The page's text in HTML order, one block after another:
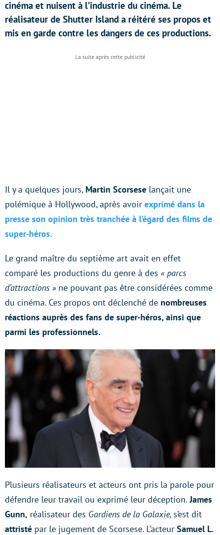
cinéma et nuisent à l’industrie du cinéma. Le
réalisateur de Shutter Island a réitéré ses propos et
mis en garde contre les dangers de ces productions.
Il y a quelques jours, Martin Scorsese lançait une
polémique à Hollywood, après avoir exprimé dans la
presse son opinion très tranchée à l’égard des films de
super-héros.
Le grand maître du septième art avait en effet
comparé les productions du genre à des « parcs
d’attractions » ne pouvant pas être considérées comme
du cinéma. Ces propos ont déclenché de nombreuses
réactions auprès des fans de super-héros, ainsi que
parmi les professionnels.
Plusieurs réalisateurs et acteurs ont pris la parole pour
défendre leur travail ou exprimé leur déception.James
Gunn, réalisateur des Gardiens de la Galaxie,s’est dit
attristé par le jugement de Scorsese. L’acteur Samuel L.